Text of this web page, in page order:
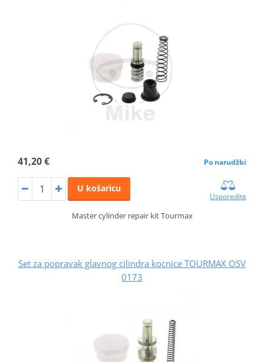
41,20 € Po narudžbi
U košaricu
Usporedite
Master cylinder repair kit Tourmax
Set za popravak glavnog cilindra kocnice TOURMAX OSV
0173